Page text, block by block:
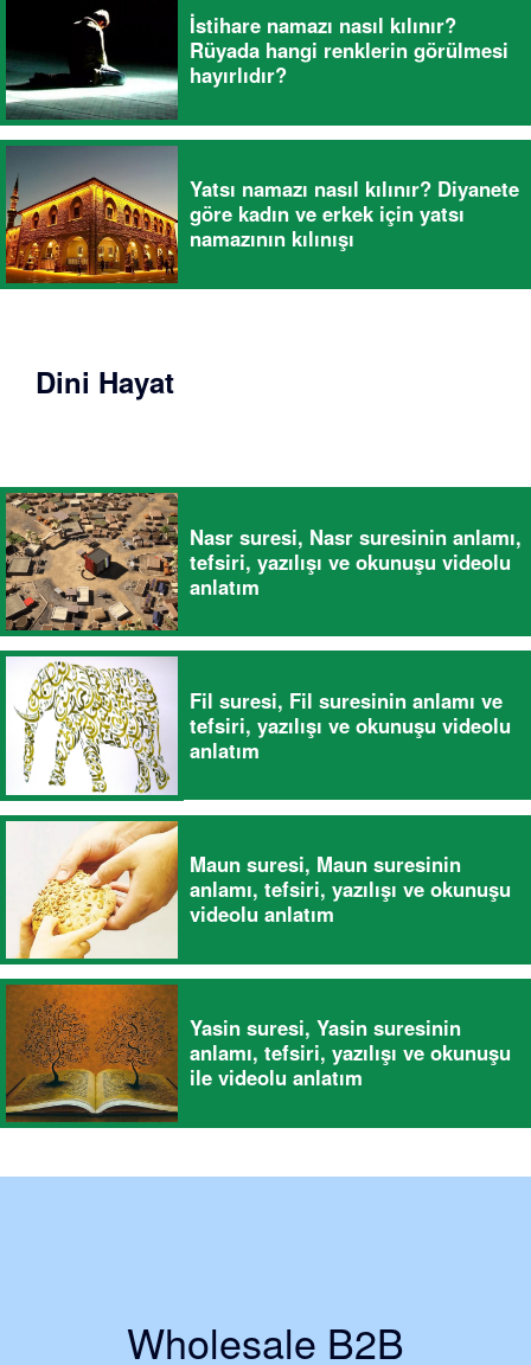
İstihare namazı nasıl kılınır?
Rüyada hangi renklerin görülmesi
hayırlıdır?
Yatsı namazı nasıl kılınır? Diyanete
göre kadın ve erkek için yatsı
namazının kılınışı
Dini Hayat
Nasr suresi, Nasr suresinin anlamı,
tefsiri, yazılışı ve okunuşu videolu
anlatım
Fil suresi, Fil suresinin anlamı ve
tefsiri, yazılışı ve okunuşu videolu
anlatım
Maun suresi, Maun suresinin
anlamı, tefsiri, yazılışı ve okunuşu
videolu anlatım
Yasin suresi, Yasin suresinin
anlamı, tefsiri, yazılışı ve okunuşu
ile videolu anlatım
Wholesale B2B